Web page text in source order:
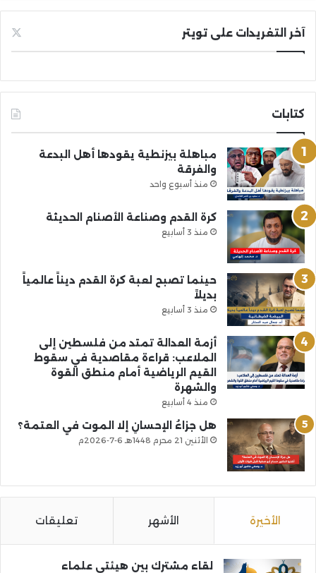
آخر التغريدات على تويتر
كتابات
مباهلة بيزنطية يقودها أهل البدعة
والفرقة
منذ أسبوع واحد
كرة القدم وصناعة الأصنام الحديثة
منذ 3 أسابيع
حينما تصبح لعبة كرة القدم ديناً عالمياً
بديلاً
منذ 3 أسابيع
أزمة العدالة تمتد من فلسطين إلى
الملاعب: قراءة مقاصدية في سقوط
القيم الرياضية أمام منطق القوة
والشهرة
منذ 4 أسابيع
هل جزاءُ الإحسانِ إلا الموت في العتمة؟
الأثنين 21 محرم 1448هـ 6-7-2026م
الأخيرة الأشهر تعليقات
لقاء مشترك بين هيئتي علماء